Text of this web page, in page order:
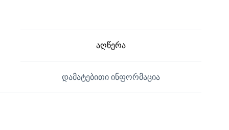
აღწერა
დამატებითი ინფორმაცია